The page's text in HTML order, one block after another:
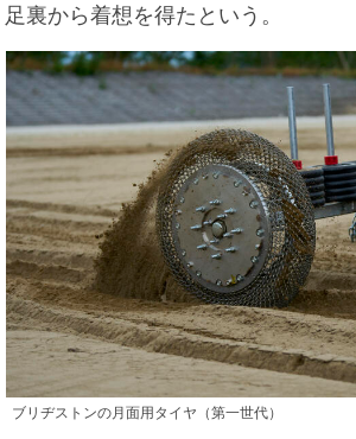
足裏から着想を得たという。
ブリヂストンの月面用タイヤ（第一世代）